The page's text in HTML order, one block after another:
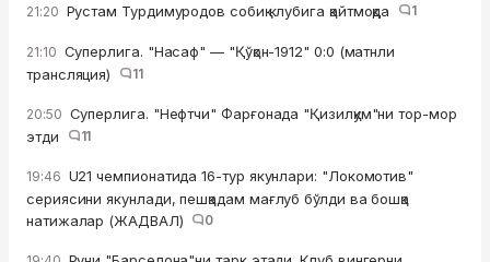
21:20 Рустам Турдимуродов собиқ клубига қайтмоқда 1
21:10 Суперлига. "Насаф" — "Қўқон-1912" 0:0 (матнли
трансляция)
11
20:50 Суперлига. "Нефтчи" Фарғонада "Қизилқум"ни тор-мор
этди
11
19:46 U21 чемпионатида 16-тур якунлари: "Локомотив"
сериясини якунлади, пешқадам мағлуб бўлди ва бошқа
натижалар (ЖАДВАЛ)
0